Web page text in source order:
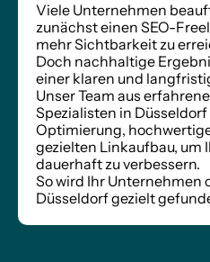
Viele Unternehmen
zunächst einen SEO-
mehr Sichtbarkeit zu
Doch nachhaltige
einer klaren und
Unser Team aus
Spezialisten in
Optimierung,
gezielten Linkaufbau, um
dauerhaft zu verbessern.
So wird Ihr Unternehmen
Düsseldorf gezielt